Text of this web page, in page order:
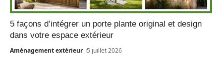
5 façons d’intégrer un porte plante original et design
dans votre espace extérieur
Aménagement extérieur 5 juillet 2026